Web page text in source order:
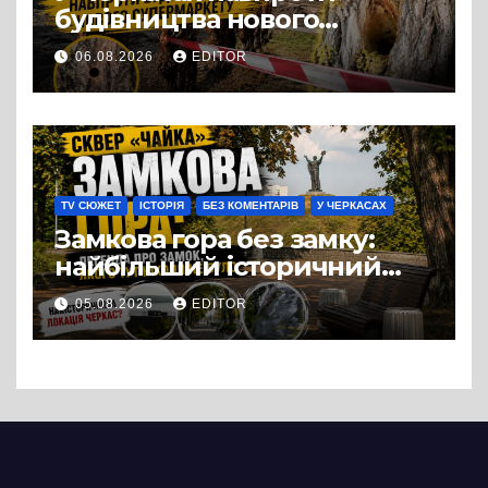
будівництва нового
супермаркету VARUS на
проспекті Перемоги всохли
дерева. І це навряд чи
можна назвати
випадковістю
06.08.2026 EDITOR
TV СЮЖЕТ ІСТОРІЯ БЕЗ КОМЕНТАРІВ У ЧЕРКАСАХ
Замкова гора без замку:
найбільший історичний
міф Черкас
05.08.2026 EDITOR